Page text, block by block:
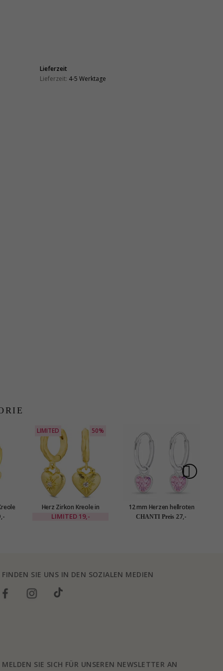
Lieferzeit
Lieferzeit: 4-5 Werktage
-
LIMITED 50%
Herz Zirkon Kreole in
vergoldetes Messing - Eliné
LIMITED 19,-
12 mm Herzen hellroten
Bergkristall Kreole in Silber
CHANTI Preis 27,-
FINDEN SIE UNS IN DEN SOZIALEN MEDIEN
MELDEN SIE SICH FÜR UNSEREN NEWSLETTER AN